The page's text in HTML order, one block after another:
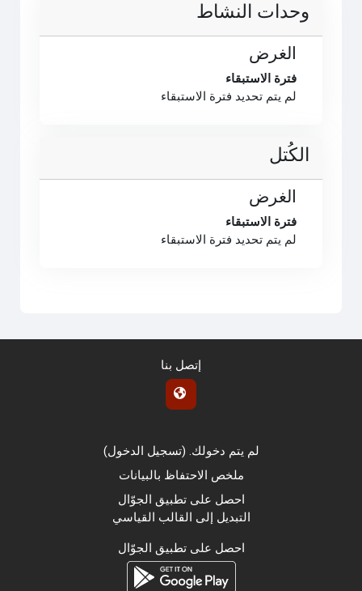
وحدات النشاط
الغرض
فترة الاستبقاء
لم يتم تحديد فترة الاستبقاء
الكُتل
الغرض
فترة الاستبقاء
لم يتم تحديد فترة الاستبقاء
إتصل بنا
لم يتم دخولك. (تسجيل الدخول)
ملخص الاحتفاظ بالبيانات
احصل على تطبيق الجوّال
التبديل إلى القالب القياسي
احصل على تطبيق الجوّال